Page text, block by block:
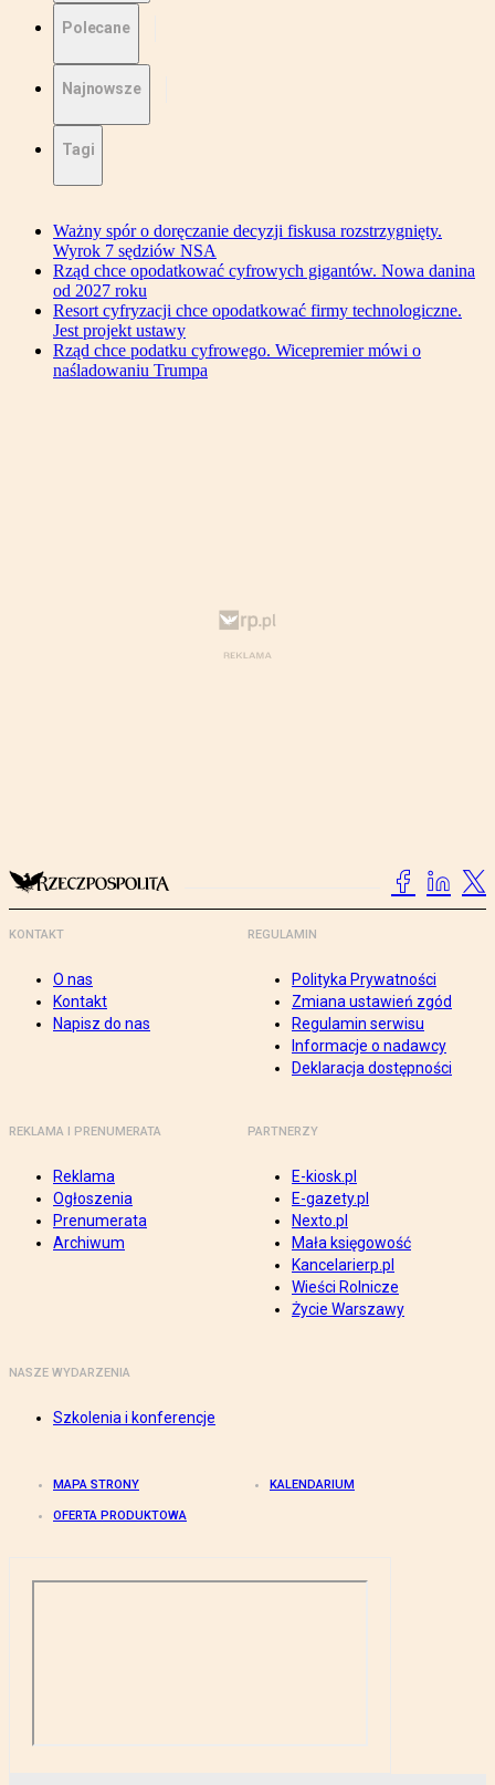
Polecane
Najnowsze
Tagi
Ważny spór o doręczanie decyzji fiskusa rozstrzygnięty.
Wyrok 7 sędziów NSA
Rząd chce opodatkować cyfrowych gigantów. Nowa danina
od 2027 roku
Resort cyfryzacji chce opodatkować firmy technologiczne.
Jest projekt ustawy
Rząd chce podatku cyfrowego. Wicepremier mówi o
naśladowaniu Trumpa
KONTAKT
O nas
Kontakt
Napisz do nas
REGULAMIN
Polityka Prywatności
Zmiana ustawień zgód
Regulamin serwisu
Informacje o nadawcy
Deklaracja dostępności
REKLAMA I PRENUMERATA
Reklama
Ogłoszenia
Prenumerata
Archiwum
PARTNERZY
E-kiosk.pl
E-gazety.pl
Nexto.pl
Mała księgowość
Kancelarierp.pl
Wieści Rolnicze
Życie Warszawy
NASZE WYDARZENIA
Szkolenia i konferencje
MAPA STRONY KALENDARIUM
OFERTA PRODUKTOWA